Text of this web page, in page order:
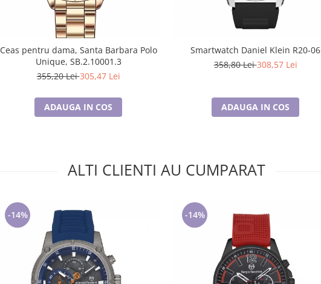
Ceas pentru dama, Santa Barbara Polo
Unique, SB.2.10001.3
355,20 Lei305,47 Lei
ADAUGA IN COS
Smartwatch Daniel Klein R20-06
358,80 Lei308,57 Lei
ADAUGA IN COS
ALTI CLIENTI AU CUMPARAT
-14% -14%